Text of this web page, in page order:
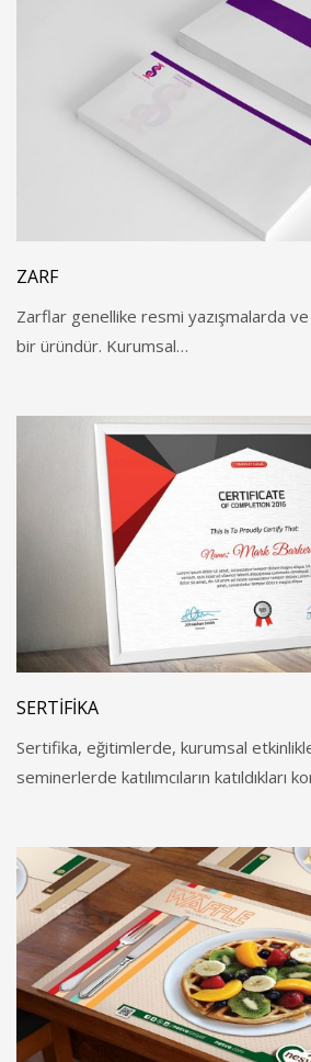
ZARF
Zarflar genellike resmi yazışmalarda
bir üründür. Kurumsal…
SERTIFIKA
Sertifika, eğitimlerde, kurumsal
seminerlerde katılımcıların katıldıkları